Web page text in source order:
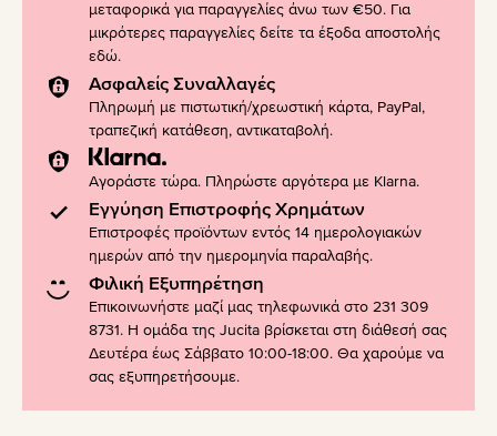
μεταφορικά για παραγγελίες άνω των €50. Για
μικρότερες παραγγελίες δείτε τα έξοδα αποστολής
εδώ.
Ασφαλείς Συναλλαγές
Πληρωμή με πιστωτική/χρεωστική κάρτα, PayPal,
τραπεζική κατάθεση, αντικαταβολή.
Αγοράστε τώρα. Πληρώστε αργότερα με Klarna.
Εγγύηση Επιστροφής Χρημάτων
Επιστροφές προϊόντων εντός 14 ημερολογιακών
ημερών από την ημερομηνία παραλαβής.
Φιλική Εξυπηρέτηση
Επικοινωνήστε μαζί μας τηλεφωνικά στο 231 309
8731. Η ομάδα της Jucita βρίσκεται στη διάθεσή σας
Δευτέρα έως Σάββατο 10:00-18:00. Θα χαρούμε να
σας εξυπηρετήσουμε.